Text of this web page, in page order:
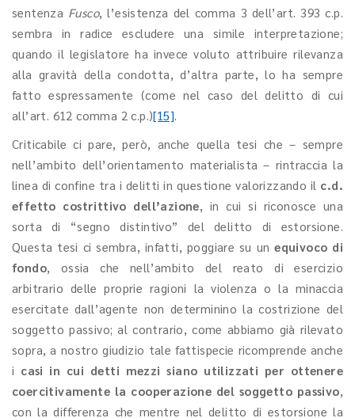
sentenza Fusco, l’esistenza del comma 3 dell’art. 393 c.p.
sembra in radice escludere una simile interpretazione;
quando il legislatore ha invece voluto attribuire rilevanza
alla gravità della condotta, d’altra parte, lo ha sempre
fatto espressamente (come nel caso del delitto di cui
all’art. 612 comma 2 c.p.)[15].
Criticabile ci pare, però, anche quella tesi che – sempre
nell’ambito dell’orientamento materialista – rintraccia la
linea di confine tra i delitti in questione valorizzando il c.d.
effetto costrittivo dell’azione, in cui si riconosce una
sorta di “segno distintivo” del delitto di estorsione.
Questa tesi ci sembra, infatti, poggiare su unequivoco di
fondo, ossia che nell’ambito del reato di esercizio
arbitrario delle proprie ragioni la violenza o la minaccia
esercitate dall’agente non determinino la costrizione del
soggetto passivo; al contrario, come abbiamo già rilevato
sopra, a nostro giudizio tale fattispecie ricomprende anche
i casi in cui detti mezzi siano utilizzati per ottenere
coercitivamente la cooperazione del soggetto passivo,
con la differenza che mentre nel delitto di estorsione la